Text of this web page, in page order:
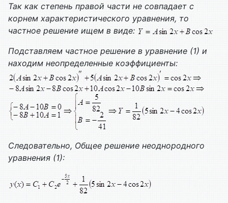
Так как степень правой части не совпадает с
корнем характеристического уравнения, то
частное решение ищем в виде:
Подставляем частное решение в уравнение (1) и
находим неопределенные коэффициенты:
Следовательно, Общее решение неоднородного
уравнения (1):